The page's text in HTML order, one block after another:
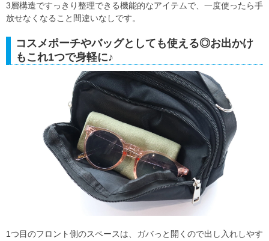
3層構造ですっきり整理できる機能的なアイテムで、一度使ったら手
放せなくなること間違いなしです。
コスメポーチやバッグとしても使える◎お出かけ
もこれ1つで身軽に♪
1つ目のフロント側のスペースは、ガバっと開くので出し入れしやす